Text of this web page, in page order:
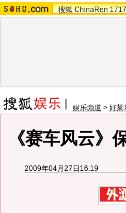
搜狐 ChinaRen
娱乐频道 > 好莱
《赛车风云》
2009年04月27日16:19